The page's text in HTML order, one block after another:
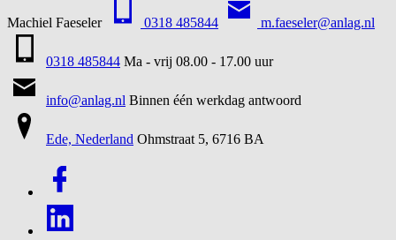
Machiel Faeseler 0318 485844 m.faeseler@anlag.nl
0318 485844 Ma - vrij 08.00 - 17.00 uur
info@anlag.nl Binnen één werkdag antwoord
Ede, Nederland Ohmstraat 5, 6716 BA